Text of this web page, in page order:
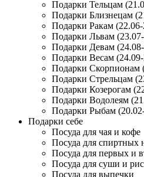
Подарки Тельцам
Подарки Близнецам
Подарки Ракам
Подарки Львам
Подарки Девам
Подарки Весам
Подарки Скорпионам
Подарки Стрельцам
Подарки Козерогам
Подарки Водолеям
Подарки Рыбам
Подарки себе
Посуда для чая и кофе
Посуда для спиртных
Посуда для первых и
Посуда для суши и
Посуда для выпечки